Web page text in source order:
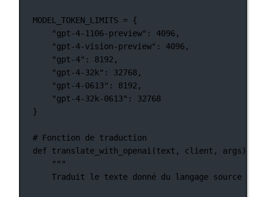
MODEL_TOKEN_LIMITS = {
"gpt-4-1106-preview" : 4096,
"gpt-4-vision-preview" : 4096,
"gpt-4" : 8192 ,
"gpt-4-32k" : 32768,
"gpt-4-0613" : 8192 ,
"gpt-4-32k-0613" : 32768
}
# Fonction de traduction
def
translate_with_openai (text, client, args):
"""
Traduit le texte donné du langage source